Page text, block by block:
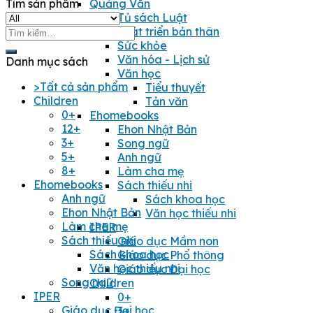
Quảng Văn
Tủ sách Luật
Phát triển bản thân
Sức khỏe
Văn hóa - Lịch sử
Văn học
Tiểu thuyết
Tản văn
Ehomebooks
Ehon Nhật Bản
Song ngữ
Anh ngữ
Làm cha mẹ
Sách thiếu nhi
Sách khoa học
Văn học thiếu nhi
IPER
Giáo dục Mầm non
Giáo dục Phổ thông
Giáo dục Đại học
Children
0+
Tìm sản phẩm
Tìm
Danh mục sách
>Tất cả sản phẩm
Children
0+
12+
3+
5+
8+
Ehomebooks
Anh ngữ
Ehon Nhật Bản
Làm cha mẹ
Sách thiếu nhi
Sách khoa học
Văn học thiếu nhi
Song ngữ
IPER
Giáo dục Đại học